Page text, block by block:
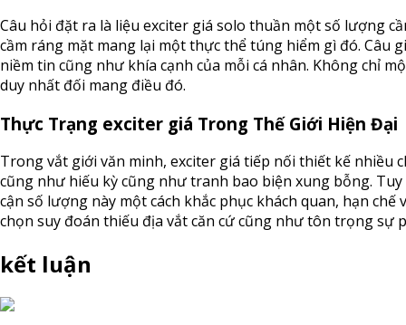
Câu hỏi đặt ra là liệu exciter giá solo thuần một số lượng
cầm ráng mặt mang lại một thực thể túng hiểm gì đó. Câu
niềm tin cũng như khía cạnh của mỗi cá nhân. Không chỉ
duy nhất đối mang điều đó.
Thực Trạng exciter giá Trong Thế Giới Hiện Đại
Trong vắt giới văn minh, exciter giá tiếp nối thiết kế nhiều
cũng như hiếu kỳ cũng như tranh bao biện xung bỗng.
cận số lượng này một cách khắc phục khách quan, hạn chế
chọn suy đoán thiếu địa vắt căn cứ cũng như tôn trọng sự
kết luận